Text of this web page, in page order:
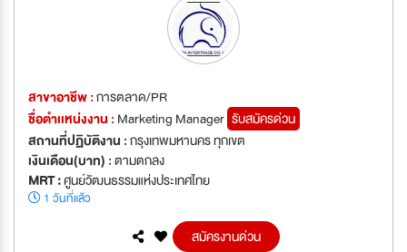
สาขาอาชีพ :การตลาด/PR
ชื่อตำเเหน่งงาน : Marketing Manager รับสมัครด่วน
สถานที่ปฏิบัติงาน :กรุงเทพมหานคร ทุกเขต
เงินเดือน(บาท) :ตามตกลง
MRT :ศูนย์วัฒนธรรมแห่งประเทศไทย
1 วันที่แล้ว
สมัครงานด่วน